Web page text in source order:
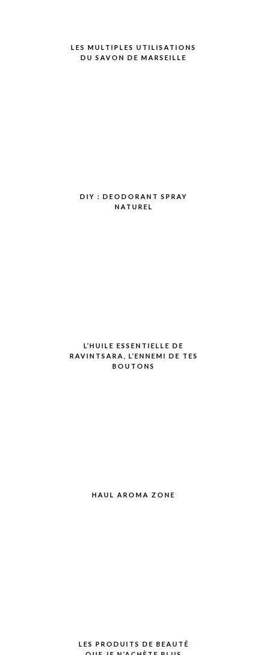
LES MULTIPLES UTILISATIONS
DU SAVON DE MARSEILLE
DIY : DEODORANT SPRAY
NATUREL
L’HUILE ESSENTIELLE DE
RAVINTSARA, L’ENNEMI DE TES
BOUTONS
HAUL AROMA ZONE
LES PRODUITS DE BEAUTÉ